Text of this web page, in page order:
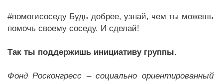
#помогисоседу Будь добрее, узнай, чем ты можешь
помочь своему соседу. И сделай!
Так ты поддержишь инициативу группы.
Фонд Росконгресс – социально ориентированный